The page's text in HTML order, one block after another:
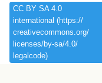
CC ​BY ​SA ​4.​0 ​
international ​(​https:​/​/​
creativecommons.​org/​
licenses/​by-​sa/​4.​0/​
legalcode)​